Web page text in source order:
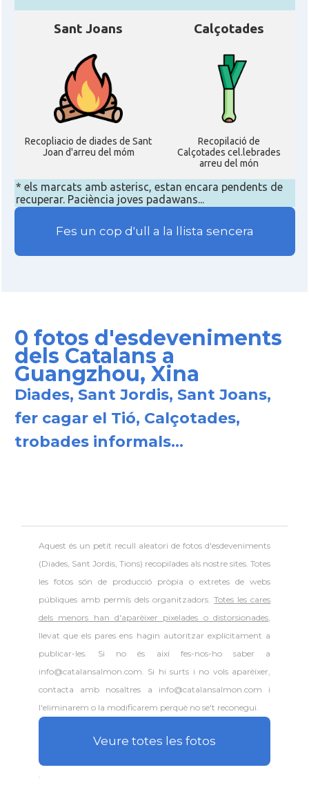
Sant Joans
Recopliacio de diades de Sant
Joan d'arreu del móm
Calçotades
Recopilació de
Calçotades cel.lebrades
arreu del món
* els marcats amb asterisc, estan encara pendents de
recuperar. Paciència joves padawans...
Fes un cop d'ull a la llista sencera
0 fotos d'esdeveniments
dels Catalans a
Guangzhou, Xina
Diades, Sant Jordis, Sant Joans,
fer cagar el Tió, Calçotades,
trobades informals...
Aquest és un petit recull aleatori defotos d'esdeveniments
(Diades, Sant Jordis, Tions) recopilades als nostre sites. Totes
les fotos són de producció pròpia o extretes de webs
públiques amb permís dels organitzadors.Totes les cares
dels menors han d'aparèixer pixelades o distorsionades,
llevat que els pares ens hagin autoritzar explícitament a
publicar-les. Si no és així fes-nos-ho saber a
info@catalansalmon.com. Si hi surts i no vols aparèixer,
contacta amb nosaltres a info@catalansalmon.com i
l'eliminarem o la modificarem perquè no se't reconegui.
Veure totes les fotos